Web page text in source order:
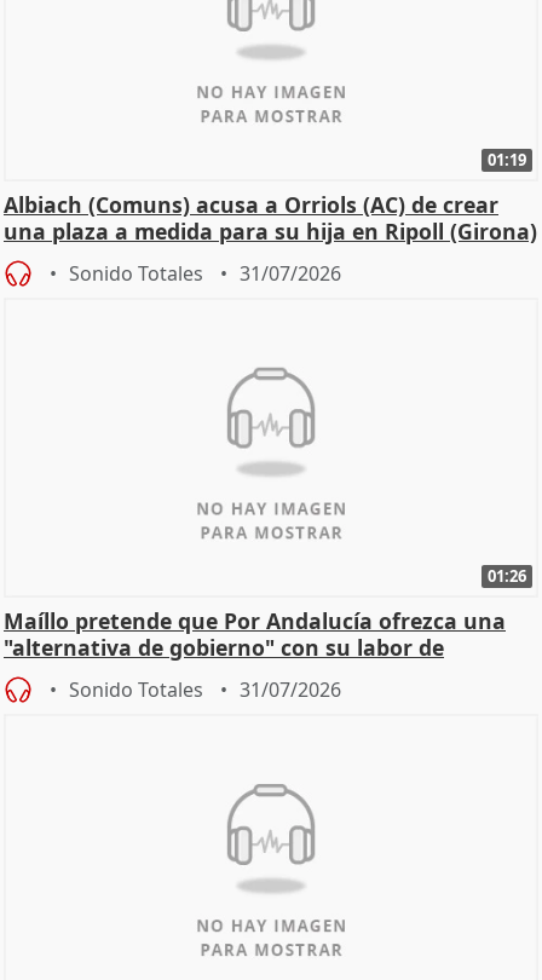
01:19
Albiach (Comuns) acusa a Orriols (AC) de crear
una plaza a medida para su hija en Ripoll (Girona)
Sonido Totales 31/07/2026
01:26
Maíllo pretende que Por Andalucía ofrezca una
"alternativa de gobierno" con su labor de
oposición
Sonido Totales 31/07/2026